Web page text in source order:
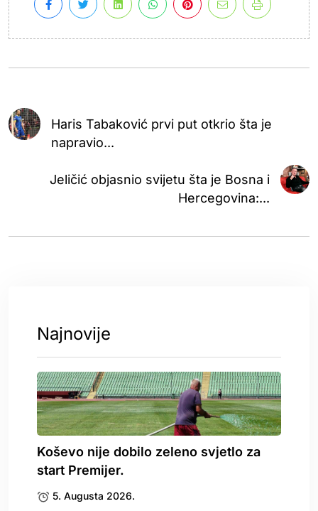
Haris Tabaković prvi put otkrio šta je
napravio...
Jeličić objasnio svijetu šta je Bosna i
Hercegovina:...
Najnovije
Koševo nije dobilo zeleno svjetlo za
start Premijer.
5. Augusta 2026.